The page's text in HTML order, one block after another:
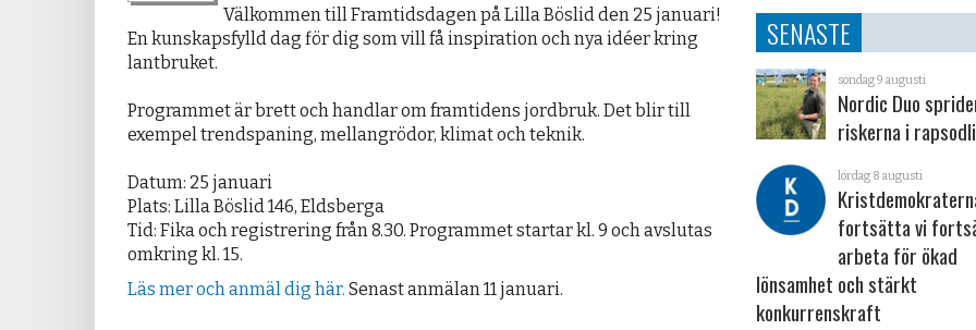
Välkommen till Framtidsdagen på Lilla Böslid den 25 januari!
En kunskapsfylld dag för dig som vill få inspiration och nya idéer kring
lantbruket.
Programmet är brett och handlar om framtidens jordbruk. Det blir till
exempel trendspaning, mellangrödor, klimat och teknik.
Datum: 25 januari
Plats: Lilla Böslid 146, Eldsberga
Tid: Fika och registrering från 8.30. Programmet startar kl. 9 och avslutas
omkring kl. 15.
Läs mer och anmäl dig här. Senast anmälan 11 januari.
SENASTE
söndag 9 augusti
Nordic Duo
riskerna i
lördag 8 augusti
fortsätta vi
arbeta för ökad
lönsamhet och stärkt
konkurrenskraft